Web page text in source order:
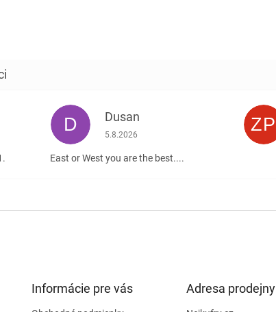
5 z 5 hviezdičiek.
D Dusan
Hodnotenie obchodu je 5 z 5 hviezdičiek.
5.8.2026
East or West you are the best....
ZP
Informácie pre vás Adresa prodejny